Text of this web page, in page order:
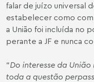
falar de juízo universal
estabelecer como
a União foi incluída no
perante a JF e nunca
“Do interesse da
toda a questão